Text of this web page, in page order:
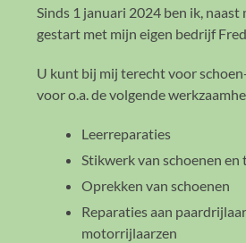
Sinds 1 januari 2024 ben ik, naast
gestart met mijn eigen bedrijf
U kunt bij mij terecht voor
voor o.a. de volgende
Leerreparaties
Stikwerk van schoenen en
Oprekken van schoenen
Reparaties aan
motorrijlaarzen